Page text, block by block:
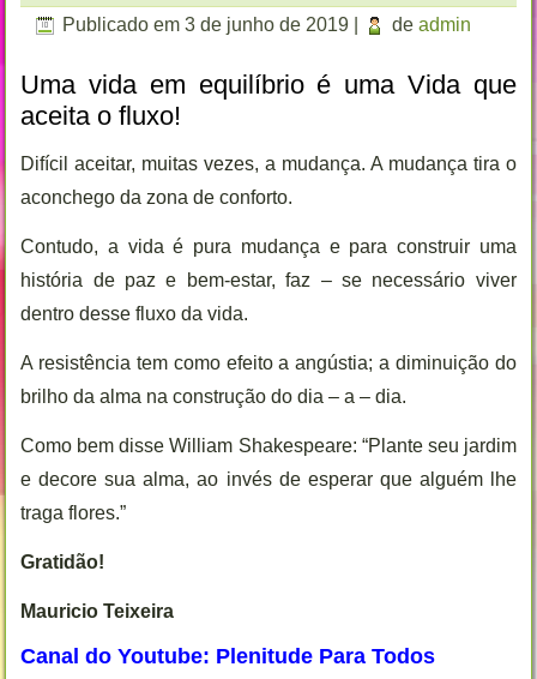
Publicado em 3 de junho de 2019 de admin
Uma vida em equilíbrio é uma Vida que
aceita o fluxo!
Difícil aceitar, muitas vezes, a mudança. A mudança tira o
aconchego da zona de conforto.
Contudo, a vida é pura mudança e para construir uma
história de paz e bem-estar, faz – se necessário viver
dentro desse fluxo da vida.
A resistência tem como efeito a angústia; a diminuição do
brilho da alma na construção do dia – a – dia.
Como bem disse William Shakespeare: “Plante seu jardim
e decore sua alma, ao invés de esperar que alguém lhe
traga flores.”
Gratidão!
Mauricio Teixeira
Canal do Youtube: Plenitude Para Todos